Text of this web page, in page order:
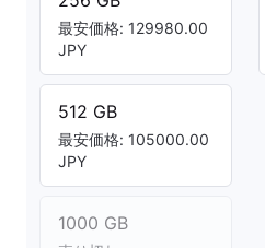
最安価格: 129980.00
JPY
512 GB
最安価格: 105000.00
JPY
1000 GB